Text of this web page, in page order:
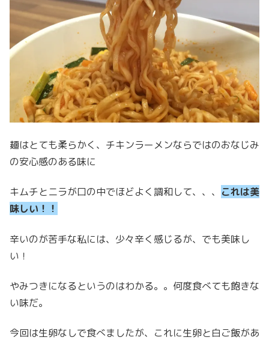
麺はとても柔らかく、チキンラーメンならではのおなじみ
の安心感のある味に
キムチとニラが口の中でほどよく調和して、、、 これは美
味しい！！
辛いのが苦手な私には、少々辛く感じるが、でも美味し
い！
やみつきになるというのはわかる。。何度食べても飽きな
い味だ。
今回は生卵なしで食べましたが、これに生卵と白ご飯があ